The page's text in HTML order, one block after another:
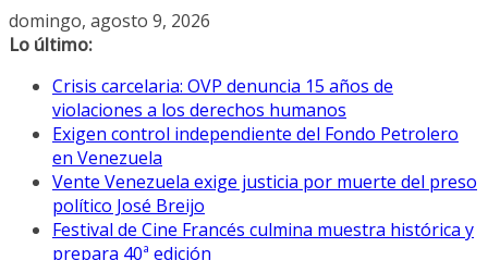
Saltar
al
domingo, agosto 9, 2026
Lo último:
Crisis carcelaria: OVP denuncia 15 años de
violaciones a los derechos humanos
Exigen control independiente del Fondo Petrolero
en Venezuela
Vente Venezuela exige justicia por muerte del preso
político José Breijo
Festival de Cine Francés culmina muestra histórica y
prepara 40ª edición